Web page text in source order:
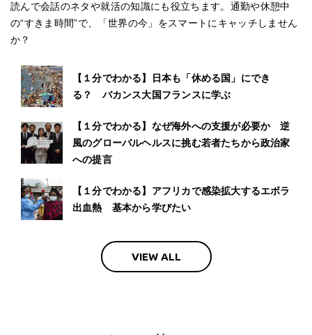
読んで会話のネタや就活の知識にも役立ちます。通勤や休憩中
の“すきま時間”で、「世界の今」をスマートにキャッチしません
か？
【１分でわかる】日本も「休める国」にでき
る？ バカンス大国フランスに学ぶ
【１分でわかる】なぜ海外への支援が必要か 逆
風のグローバルヘルスに挑む若者たちから政治家
への提言
【１分でわかる】アフリカで感染拡大するエボラ
出血熱 基本から学びたい
VIEW ALL